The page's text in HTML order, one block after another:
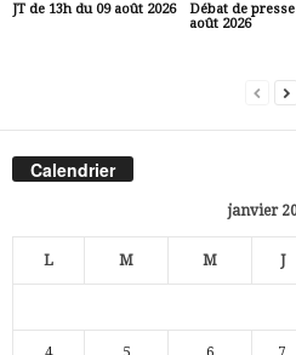
JT de 13h du 09 août 2026
Débat de
août 2026
Calendrier
janvier
L M M J